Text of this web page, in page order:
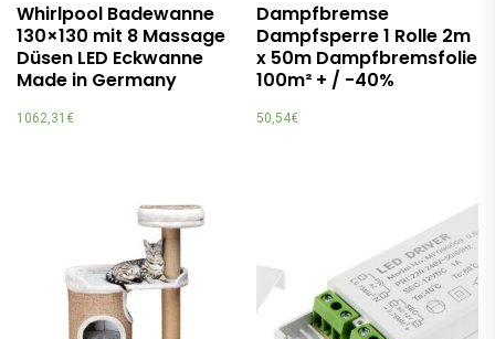
Whirlpool Badewanne
130×130 mit 8 Massage
Düsen LED Eckwanne
Made in Germany
1062,31 €
Dampfbremse
Dampfsperre 1 Rolle 2m
x 50m Dampfbremsfolie
100m² + / -40%
50,54€